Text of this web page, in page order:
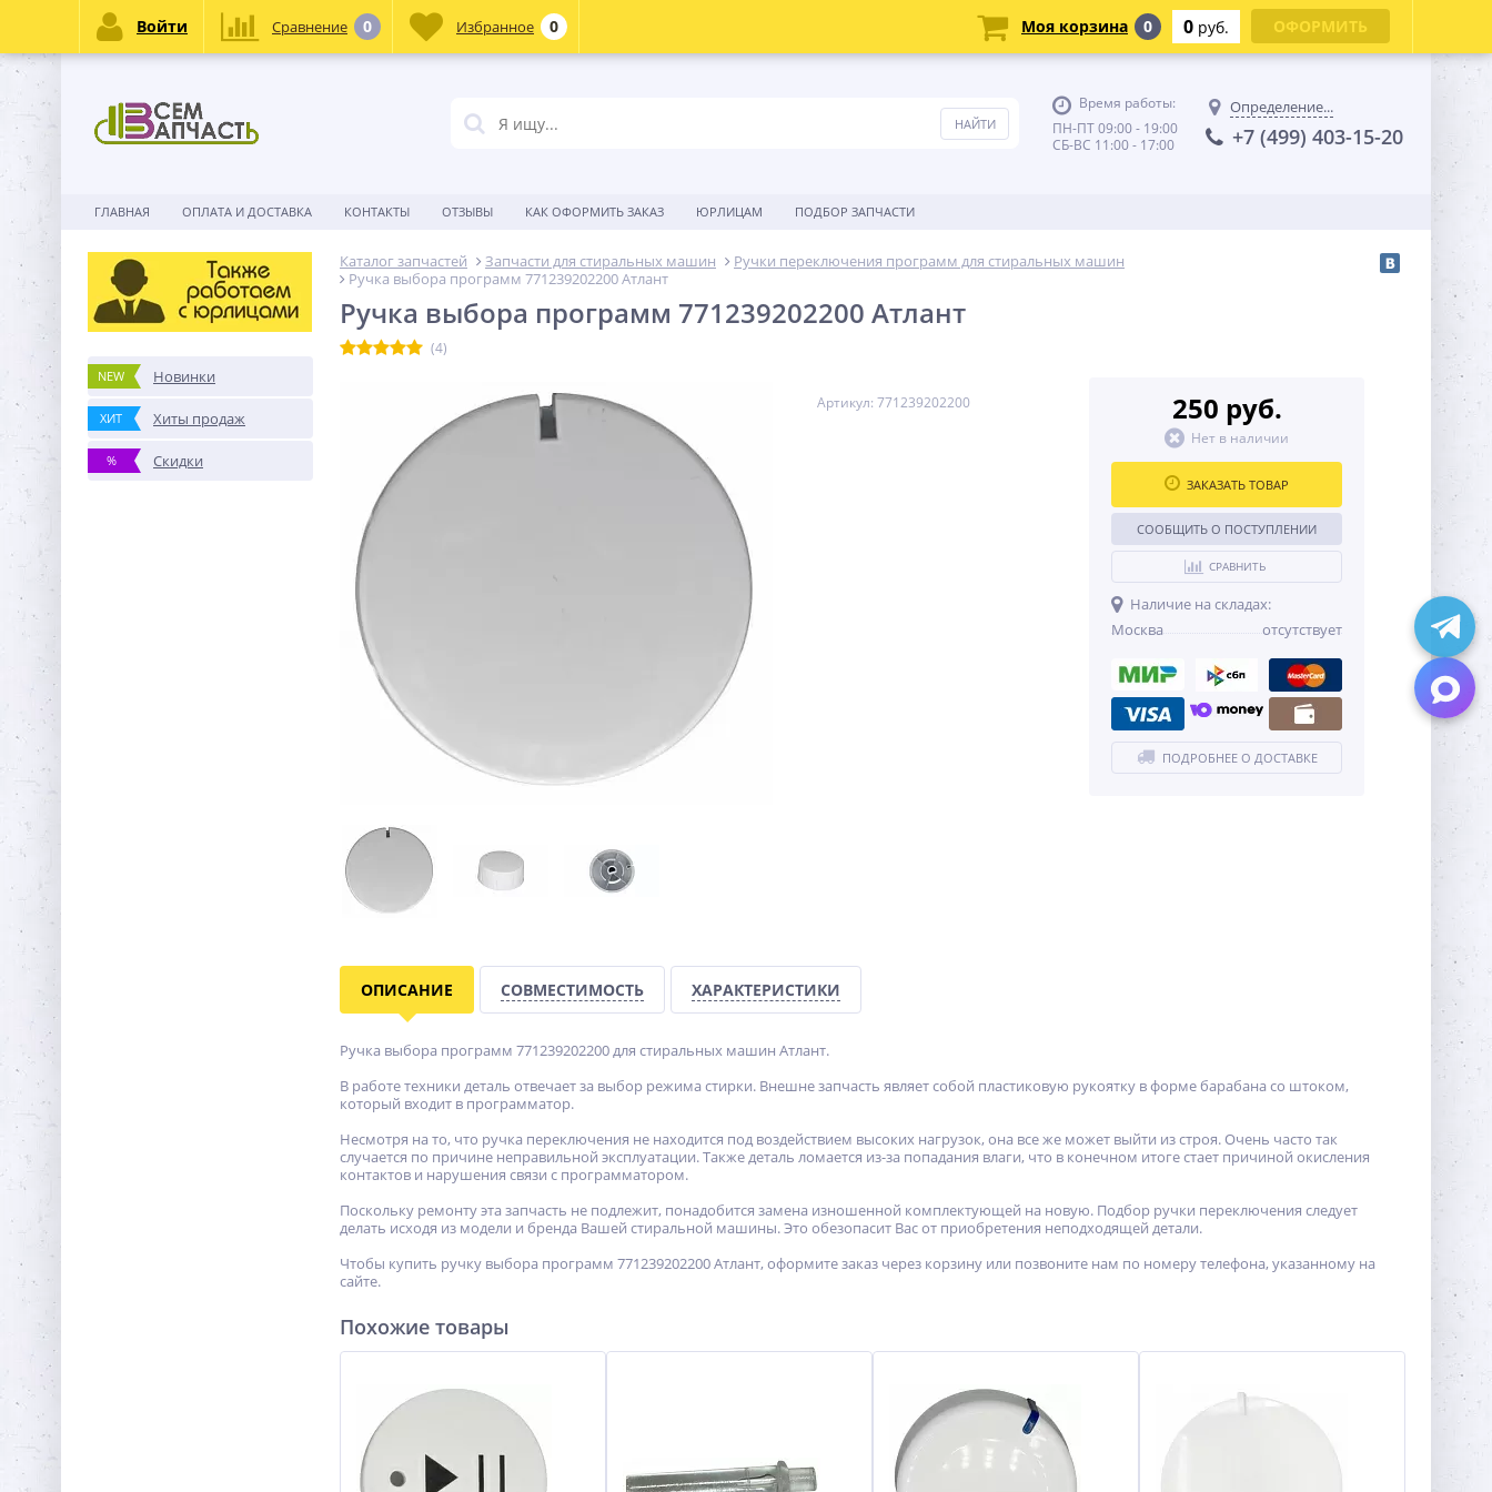
Время работы:
ПН-ПТ 09:00 - 19:00
СБ-ВС 11:00 - 17:00
Определение...
+7 (499) 403-15-20
ГЛАВНАЯ ОПЛАТА И ДОСТАВКА КОНТАКТЫ ОТЗЫВЫ КАК ОФОРМИТЬ ЗАКАЗ ЮРЛИЦАМ ПОДБОР ЗАПЧАСТИ
NEW Новинки
ХИТ Хиты продаж
% Скидки
Каталог запчастей Запчасти для стиральных машин
Ручки переключения программ для стиральных машин
Ручка выбора программ 771239202200 Атлант
Ручка выбора программ 771239202200 Атлант
(4)
Артикул: 771239202200 250 руб.
Нет в наличии
ЗАКАЗАТЬ ТОВАР
СООБЩИТЬ О ПОСТУПЛЕНИИ
СРАВНИТЬ
Наличие на складах:
Москва
отсутствует
ПОДРОБНЕЕ О ДОСТАВКЕ
ОПИСАНИЕ СОВМЕСТИМОСТЬ ХАРАКТЕРИСТИКИ
Ручка выбора программ 771239202200 для стиральных машин Атлант.
В работе техники деталь отвечает за выбор режима стирки. Внешне запчасть являет собой пластиковую рукоятку в форме барабана со штоком,
который входит в программатор.
Несмотря на то, что ручка переключения не находится под воздействием высоких нагрузок, она все же может выйти из строя. Очень часто так
случается по причине неправильной эксплуатации. Также деталь ломается из-за попадания влаги, что в конечном итоге стает причиной окисления
контактов и нарушения связи с программатором.
Поскольку ремонту эта запчасть не подлежит, понадобится замена изношенной комплектующей на новую. Подбор ручки переключения следует
делать исходя из модели и бренда Вашей стиральной машины. Это обезопасит Вас от приобретения неподходящей детали.
Чтобы купить ручку выбора программ 771239202200 Атлант, оформите заказ через корзину или позвоните нам по номеру телефона, указанному на
сайте.
Похожие товары
Войти Сравнение 0 Избранное 0 Моя корзина 0 0 руб. ОФОРМИТЬ